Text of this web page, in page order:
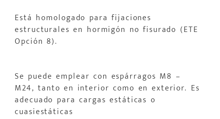
Está homologado para fijaciones
estructurales en hormigón no fisurado (ETE
Opción 8).
Se puede emplear con espárragos M8 –
M24, tanto en interior como en exterior. Es
adecuado para cargas estáticas o
cuasiestáticas